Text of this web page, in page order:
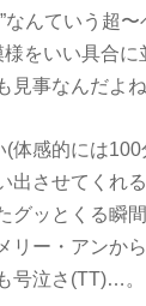
なんていう超
をいい具合
見事なんだよね
体感的には
出させてくれる
グッとくる瞬
リー・アンか
号泣さ(TT)…。